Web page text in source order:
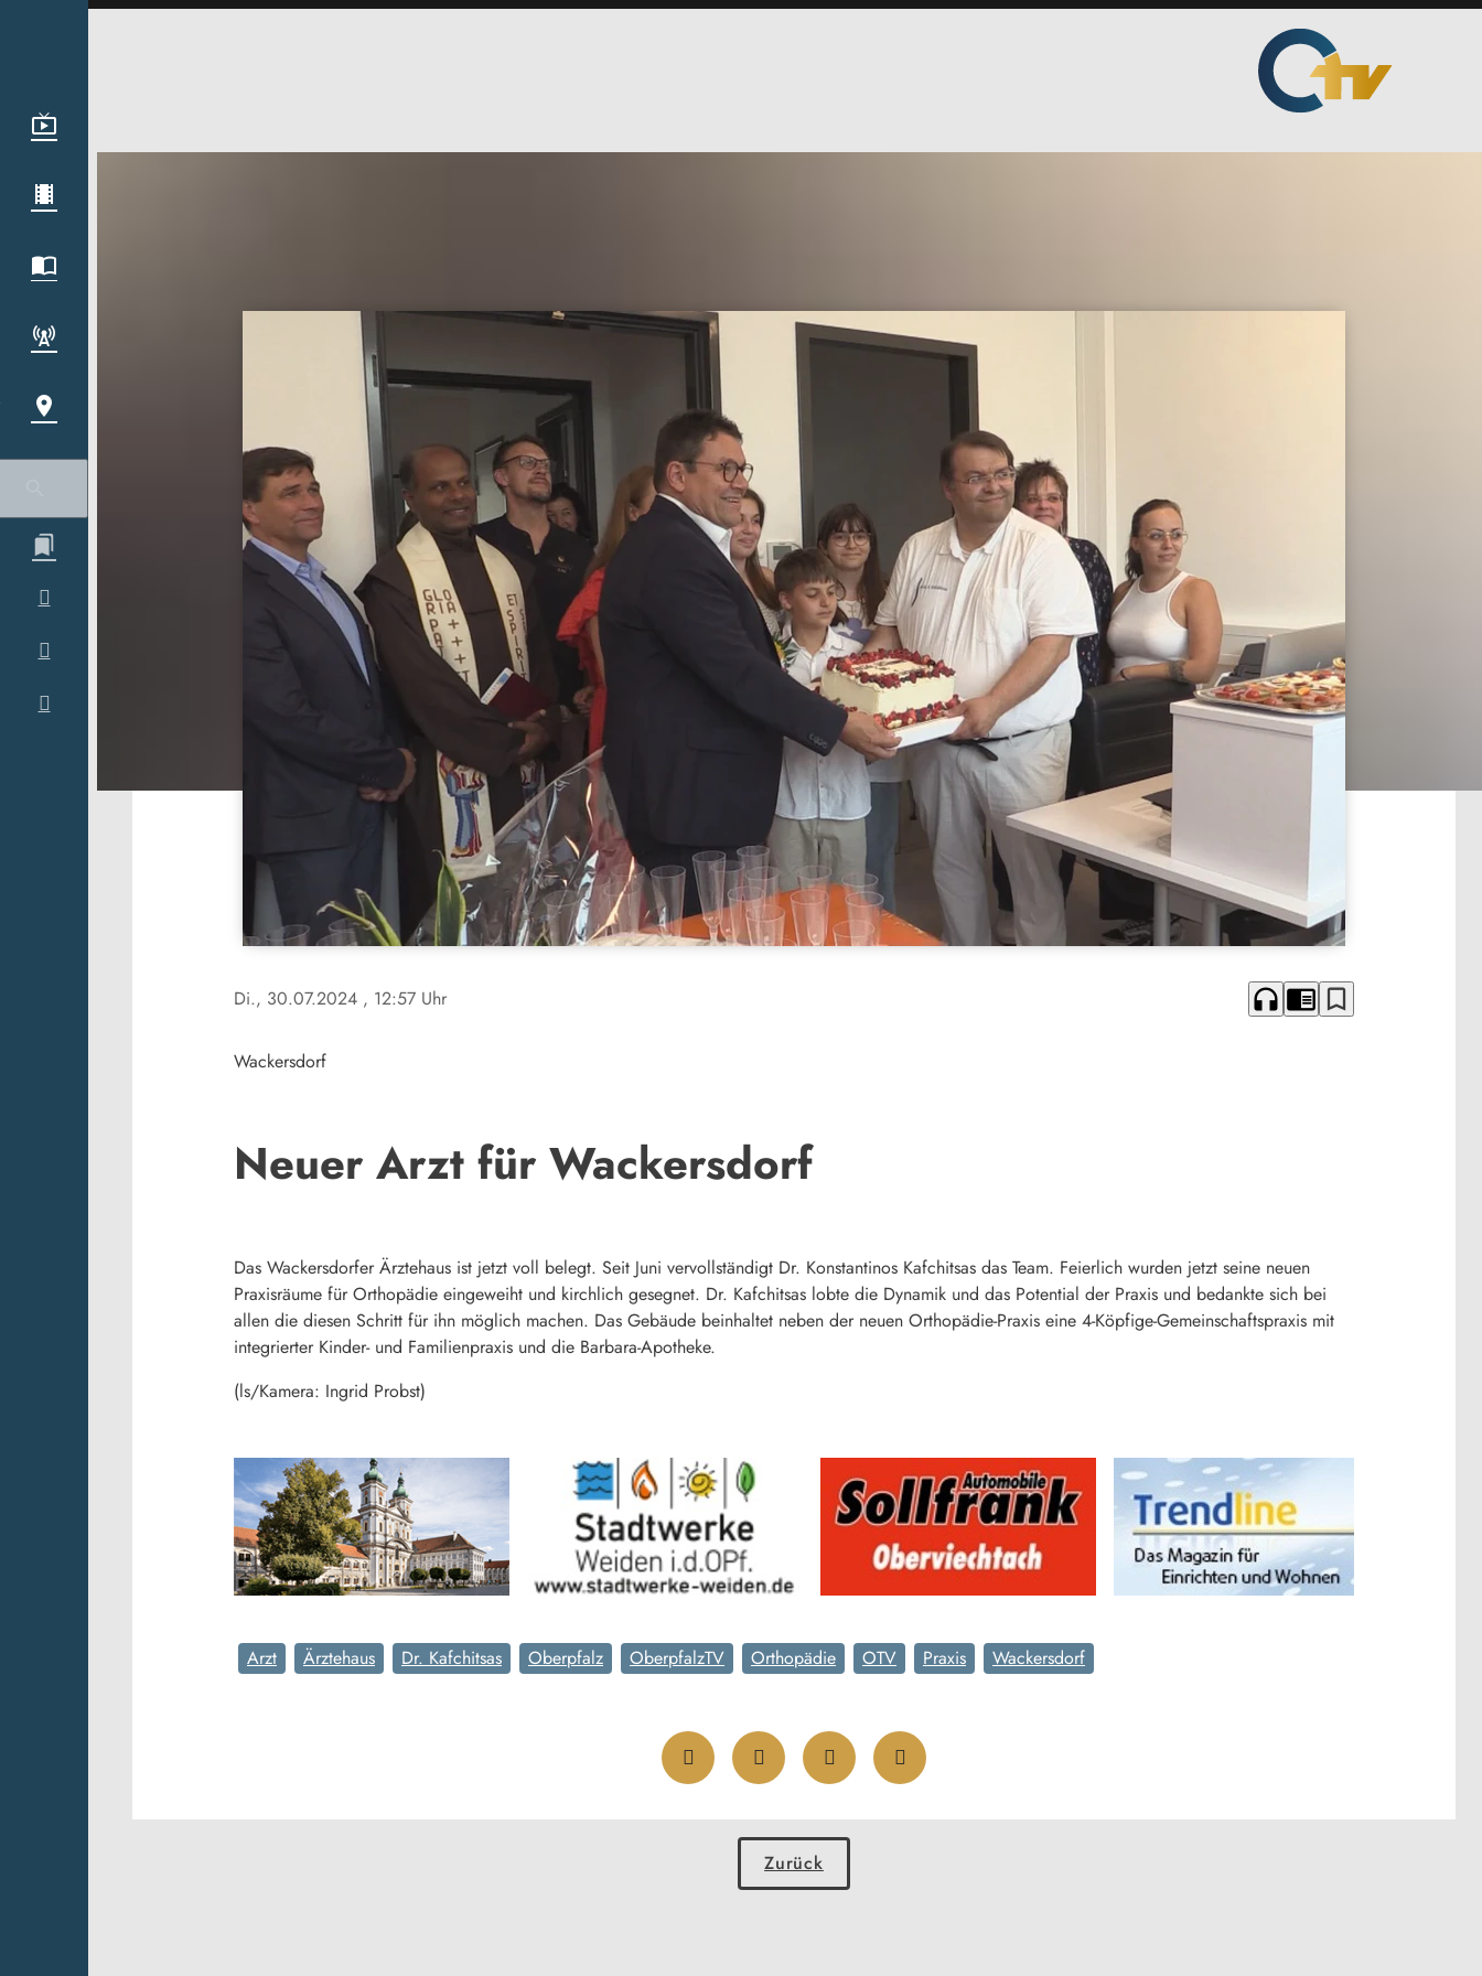
Di., 30.07.2024 , 12:57 Uhr headphones chrome_reader_mode bookmark_border
Wackersdorf
Neuer Arzt für Wackersdorf
Das Wackersdorfer Ärztehaus ist jetzt voll belegt. Seit Juni vervollständigt Dr. Konstantinos Kafchitsas das Team. Feierlich wurden jetzt seine neuen
Praxisräume für Orthopädie eingeweiht und kirchlich gesegnet. Dr. Kafchitsas lobte die Dynamik und das Potential der Praxis und bedankte sich bei
allen die diesen Schritt für ihn möglich machen. Das Gebäude beinhaltet neben der neuen Orthopädie-Praxis eine 4-Köpfige-Gemeinschaftspraxis mit
integrierter Kinder- und Familienpraxis und die Barbara-Apotheke.
(ls/Kamera: Ingrid Probst)
Arzt Ärztehaus Dr. Kafchitsas Oberpfalz OberpfalzTV Orthopädie OTV Praxis Wackersdorf
Zurück